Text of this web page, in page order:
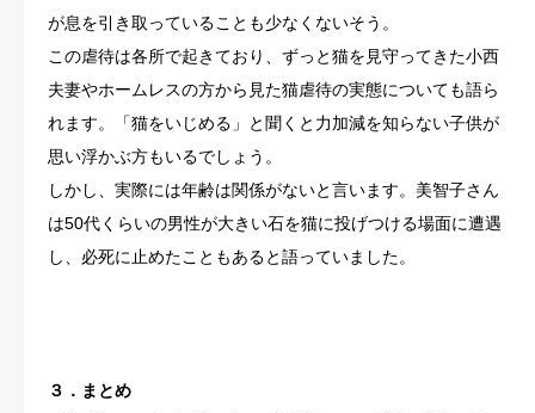
が息を引き取っていることも少なくないそう。
この虐待は各所で起きており、ずっと猫を見守ってきた小西
夫妻やホームレスの方から見た猫虐待の実態についても語ら
れます。「猫をいじめる」と聞くと力加減を知らない子供が
思い浮かぶ方もいるでしょう。
しかし、実際には年齢は関係がないと言います。美智子さん
は50代くらいの男性が大きい石を猫に投げつける場面に遭遇
し、必死に止めたこともあると語っていました。
３．まとめ